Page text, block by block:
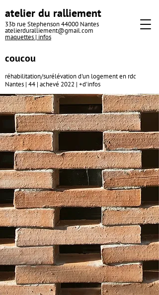
atelier du ralliement
33b rue Stephenson 44000 Nantes
atelierduralliement@gmail.com
maquettes | infos
coucou
réhabilitation/surélévation d'un logement en rdc
Nantes | 44 | achevé 2022 | +d'infos